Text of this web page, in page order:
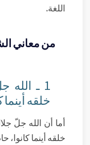
اللغة.
من معاني
1 ـ
خلقه أينما
أما أن الله جلّ
خلقه أينما